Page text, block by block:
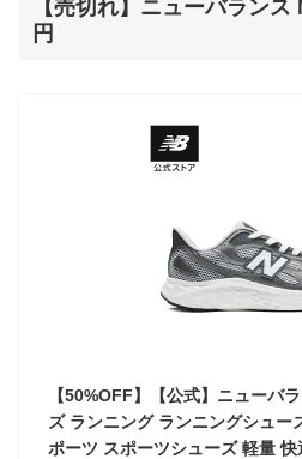
【売切れ】ニューバラン
円
【50%OFF】【公式】ニューバ
ズ ランニング ランニングシュー
ポーツ スポーツシューズ 軽量